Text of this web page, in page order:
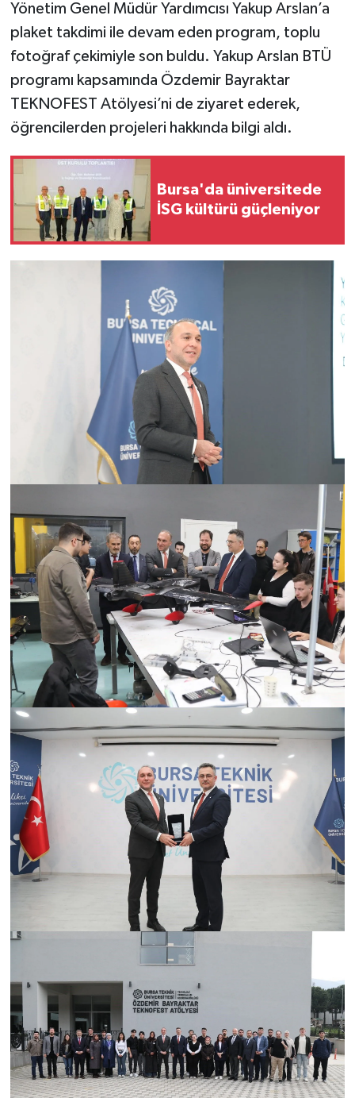
Yönetim Genel Müdür Yardımcısı Yakup Arslan’a
plaket takdimi ile devam eden program, toplu
fotoğraf çekimiyle son buldu. Yakup Arslan BTÜ
programı kapsamında Özdemir Bayraktar
TEKNOFEST Atölyesi’ni de ziyaret ederek,
öğrencilerden projeleri hakkında bilgi aldı.
Bursa'da üniversitede
İSG kültürü güçleniyor